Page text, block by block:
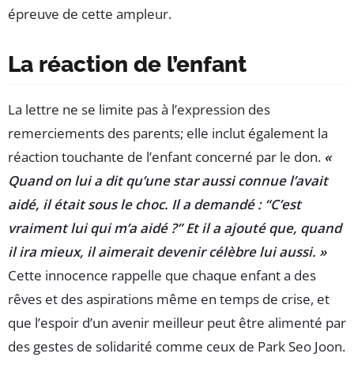
épreuve de cette ampleur.
La réaction de l’enfant
La lettre ne se limite pas à l’expression des
remerciements des parents; elle inclut également la
réaction touchante de l’enfant concerné par le don. «
Quand on lui a dit qu’une star aussi connue l’avait
aidé, il était sous le choc. Il a demandé : “C’est
vraiment lui qui m’a aidé ?” Et il a ajouté que, quand
il ira mieux, il aimerait devenir célèbre lui aussi. »
Cette innocence rappelle que chaque enfant a des
rêves et des aspirations même en temps de crise, et
que l’espoir d’un avenir meilleur peut être alimenté par
des gestes de solidarité comme ceux de Park Seo Joon.